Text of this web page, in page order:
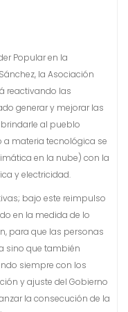
Popular en la
la Asociación
reactivando las
generar y mejorar las
al pueblo
materia tecnológica se
en la nube) con la
y electricidad.
bajo este reimpulso
en la medida de lo
para que las personas
sino que también
siempre con los
y ajuste del Gobierno
la consecución de la